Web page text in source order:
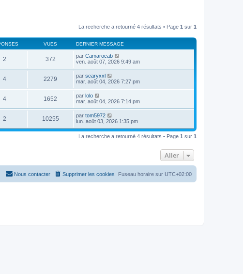
La recherche a retourné 4 résultats • Page 1 sur 1
VUES DERNIER MESSAGE
2 372 par Camarocab
ven. août 07, 2026 9:49 am
4 2279 par scaryxxl
mar. août 04, 2026 7:27 pm
4 1652 par lolo
mar. août 04, 2026 7:14 pm
2 10255 par tom5972
lun. août 03, 2026 1:35 pm
La recherche a retourné 4 résultats • Page 1 sur 1
Aller
Fuseau horaire sur UTC+02:00
Supprimer les cookies
Nous contacter